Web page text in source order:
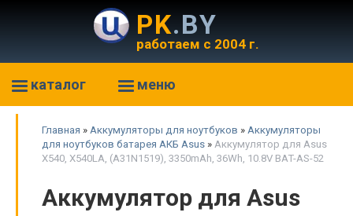
PK.BY
работаем с 2004 г.
каталог меню
Главная » Аккумуляторы для ноутбуков » Аккумуляторы
для ноутбуков батарея АКБ Asus » Аккумулятор для Asus
X540, X540LA, (A31N1519), 3350mAh, 36Wh, 10.8V BAT-AS-52
Аккумулятор для Asus